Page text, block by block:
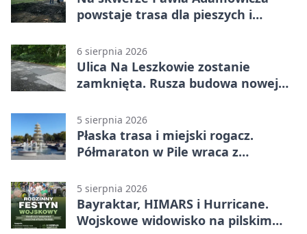
powstaje trasa dla pieszych i
6 sierpnia 2026
Ulica Na Leszkowie zostanie
zamknięta. Rusza budowa nowej
5 sierpnia 2026
Płaska trasa i miejski rogacz.
Półmaraton w Pile wraca z
5 sierpnia 2026
Bayraktar, HIMARS i Hurricane.
Wojskowe widowisko na pilskim